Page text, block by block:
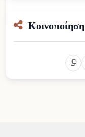
Κοινοποίηση